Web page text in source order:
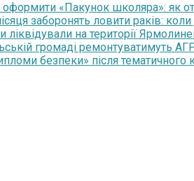
«Пакунок школяра»: як
заборонять ловити раків:
ліквідували на території
громаді ремонтуватимуть
безпеки» після тематичного